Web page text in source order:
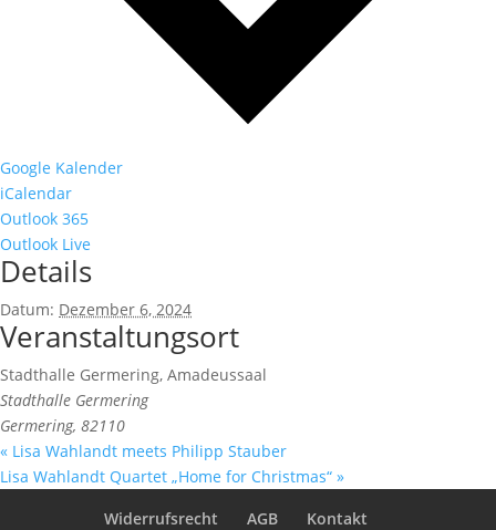
Google Kalender
iCalendar
Outlook 365
Outlook Live
Details
Datum: Dezember 6, 2024
Veranstaltungsort
Stadthalle Germering, Amadeussaal
Stadthalle Germering
Germering, 82110
« Lisa Wahlandt meets Philipp Stauber
Lisa Wahlandt Quartet „Home for Christmas“ »
Widerrufsrecht
AGB Kontakt